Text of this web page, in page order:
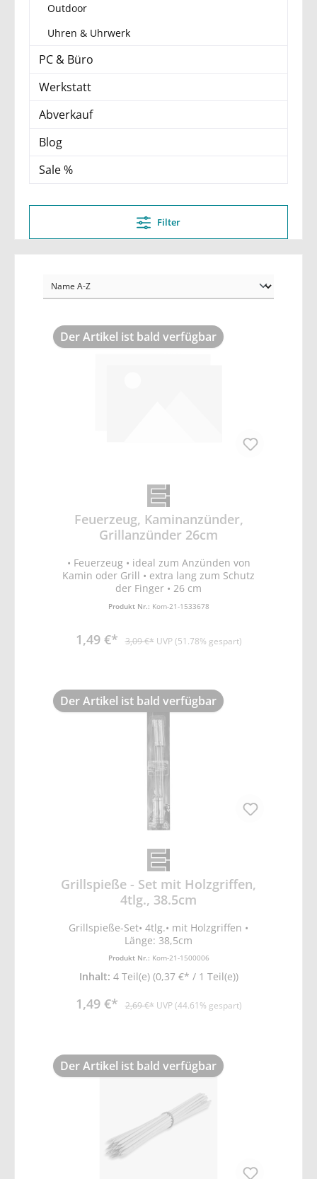
Outdoor
Uhren & Uhrwerk
PC & Büro
Werkstatt
Abverkauf
Blog
Sale %
Filter
Der Artikel ist bald verfügbar
Feuerzeug, Kaminanzünder,
Grillanzünder 26cm
• Feuerzeug • ideal zum Anzünden von
Kamin oder Grill • extra lang zum Schutz
der Finger • 26 cm
Produkt Nr.: Kom-21-1533678
1,49 €* 3,09 €* UVP (51.78% gespart)
Der Artikel ist bald verfügbar
Grillspieße - Set mit Holzgriffen,
4tlg., 38.5cm
Grillspieße-Set• 4tlg.• mit Holzgriffen •
Länge: 38,5cm
Produkt Nr.: Kom-21-1500006
Inhalt: 4 Teil(e) (0,37 €* / 1 Teil(e))
1,49 €* 2,69 €* UVP (44.61% gespart)
Der Artikel ist bald verfügbar